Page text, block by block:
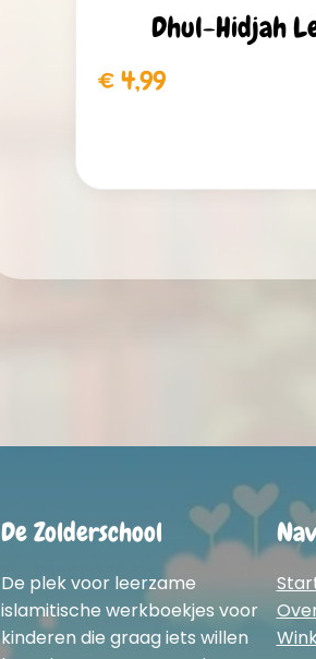
Dhul-Hidjah
€4,99
De Zolderschool
De plek voor leerzame
islamitische werkboekjes voor
kinderen die graag iets willen